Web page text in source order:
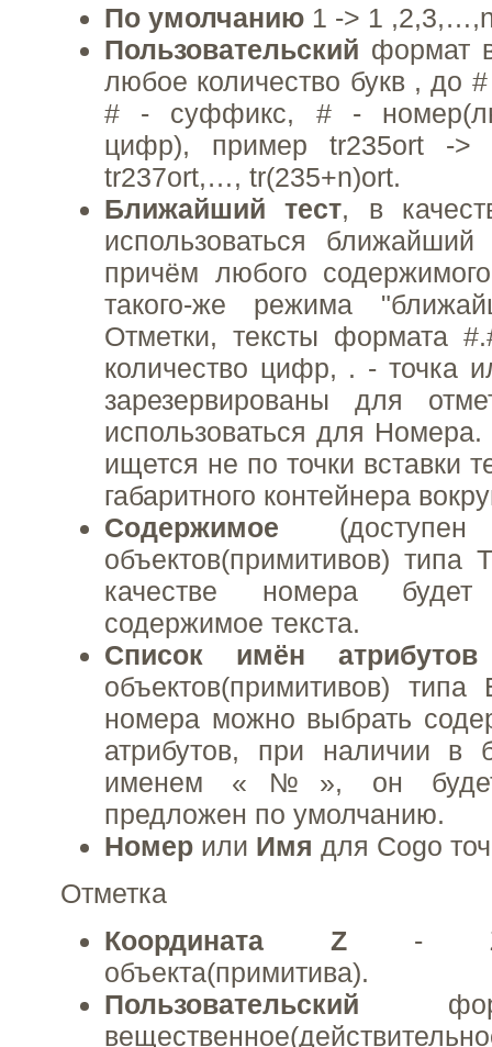
По умолчанию 1 -> 1
Пользовательский формат
любое количество букв , до
# - суффикс, # -
цифр), пример tr235ort ->
tr237ort,…, tr(235+n)ort.
Ближайший тест, в
использоваться ближайший
причём любого
такого-же режима
Отметки, тексты формата
количество цифр, . - точка
зарезервированы для
использоваться для
ищется не по точки вставки
габаритного контейнера
Содержимое
объектов(примитивов) типа
качестве номера будет
содержимое текста.
Список имён
объектов(примитивов) типа
номера можно выбрать
атрибутов, при наличии в
именем «№», он будет
предложен по умолчанию.
Номер или Имя для Cogo
Отметка
Координата Z - Z
объекта(примитива).
Пользовательский